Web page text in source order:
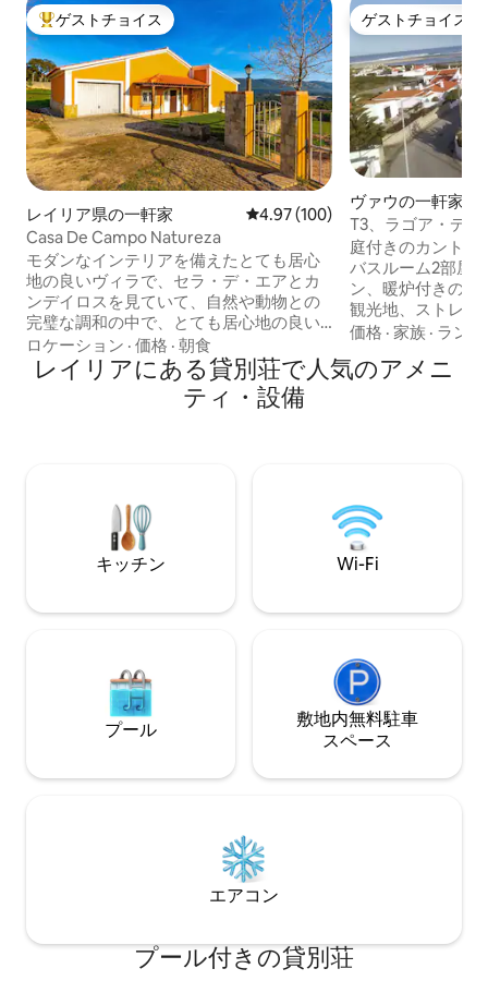
大好評のゲストチョイスです。
ゲストチョイス
レイリア県の一軒家 レビュー100件、5つ星中4.97つ
4.97 (100)
Casa De Campo Natureza
モダンなインテリアを備えたとても居心
地の良いヴィラで、セラ・デ・エアとカ
ンデイロスを見ていて、自然や動物との
完璧な調和の中で、とても居心地の良い
ヴィラです。 ダブルベッドルーム2室＋シ
ングルベッドルーム1室 バスルーム 近く
に設備の整ったキッチン には、数多くの
観光スポット、グルメのアトラクショ
Nazaré -25 Km Fatima Sanctuary -28 Km
の動物 は許可されています。
ロケーション · 価格 · 朝食
ゲストチョイス
ゲストチョイス
ヴァウの一軒家
T3、ラゴア・デ
ポルトガル
庭付きのカントリ
バスルーム2部屋
ン、暖炉付きのリ
観光地、ストレス
ョン、ラグーン周
ルティコ（2 km
ア、100 m。 ゴル
に3つ。 リスボン
価格 ·家族 · ラン
レイリアにある貸別荘で人気のアメニ
ティ・設備
キッチン Wi-Fi
プール
敷地内無料駐⁠車
ス⁠ペ⁠ー⁠ス
エアコン
プール付きの貸別荘